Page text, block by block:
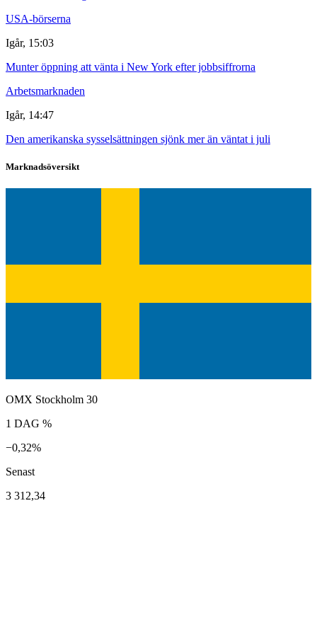
USA-börserna
Igår, 15:03
Munter öppning att vänta i New York efter jobbsiffrorna
Arbetsmarknaden
Igår, 14:47
Den amerikanska sysselsättningen sjönk mer än väntat i juli
Marknadsöversikt
OMX Stockholm 30
1 DAG %
−0,32%
Senast
3 312,34